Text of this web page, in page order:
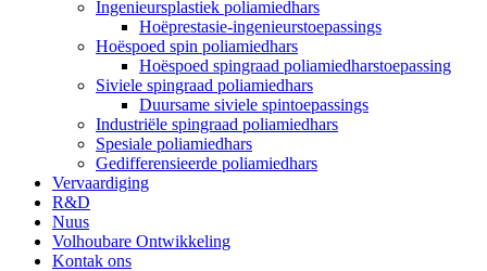
Ingenieursplastiek poliamiedhars
Hoëprestasie-ingenieurstoepassings
Hoëspoed spin poliamiedhars
Hoëspoed spingraad poliamiedharstoepassing
Siviele spingraad poliamiedhars
Duursame siviele spintoepassings
Industriële spingraad poliamiedhars
Spesiale poliamiedhars
Gedifferensieerde poliamiedhars
Vervaardiging
R&D
Nuus
Volhoubare Ontwikkeling
Kontak ons